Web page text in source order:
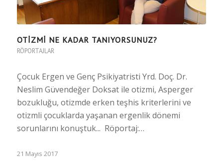
OTIZMI NE KADAR TANIYORSUNUZ?
RÖPORTAJLAR
Çocuk Ergen ve Genç Psikiyatristi Yrd. Doç. Dr.
Neslim Güvendeğer Doksat ile otizmi, Asperger
bozukluğu, otizmde erken teşhis kriterlerini ve
otizmli çocuklarda yaşanan ergenlik dönemi
sorunlarını konuştuk... Röportaj:…
21 Mayıs 2017